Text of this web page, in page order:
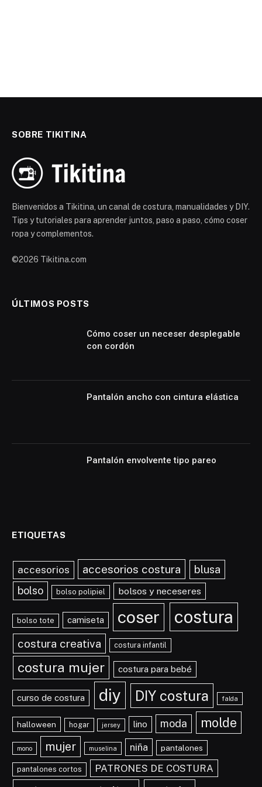
SOBRE TIKITINA
Bienvenidos a Tikitina, un canal de costura, manualidades y DIY.
Tips y tutoriales para aprender juntos, paso a paso, cómo coser
ropa y complementos.
©2026 Tikitina.com
ÚLTIMOS POSTS
Cómo coser un neceser desplegable
con cordón
Pantalón ancho con cintura elástica
Pantalón envolvente tipo pareo
ETIQUETAS
accesorios accesorios costura blusa
bolso bolso polipiel bolsos y neceseres
bolso tote camiseta coser costura
costura creativa costura infantil
costura mujer costura para bebé
curso de costura diy DIY costura falda
halloween hogar jersey lino moda molde
mono mujer muselina niña pantalones
pantalones cortos PATRONES DE COSTURA